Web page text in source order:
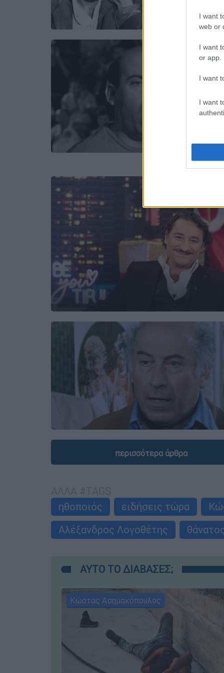
I want
web or
I want
or app.
I want
I want
περισσότερα άρθρα
ηθοποιός
ειδήσεις τώρα
Αλέξανδρος Λογοθέτης
ΑΥΤΟ ΤΟ ΔΙΑΒΑΣΕΣ;
Κώστας Ασημακόπουλος